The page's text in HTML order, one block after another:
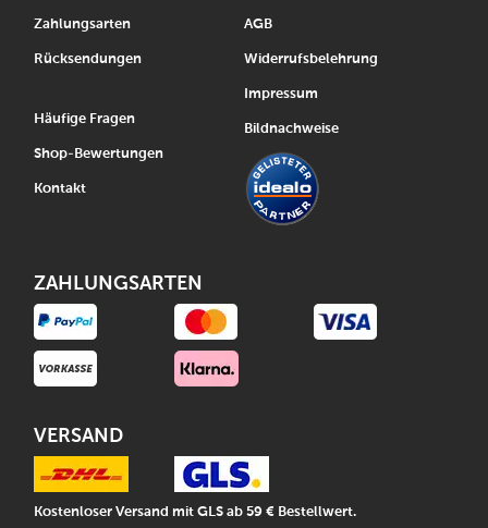
Zahlungsarten
Rücksendungen
Häufige Fragen
Shop-Bewertungen
Kontakt
AGB
Widerrufsbelehrung
Impressum
Bildnachweise
ZAHLUNGSARTEN
VERSAND
Kostenloser Versand mit GLS ab 59 € Bestellwert.